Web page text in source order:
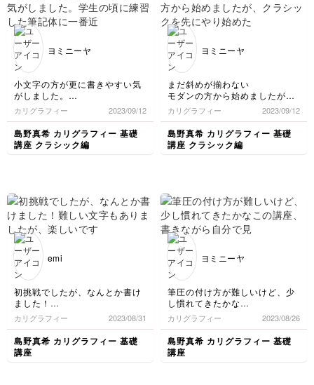
ヨミニーヤ
小文字の方が更に書きやすい気
がしました。
学生の頃に練習した筆記体に一
番近いからですかね。
だんだん筆圧の加減もスムーズ
になってきました。
カリグラフィー 2023/09/12
島野真希 カリグラフィー 基礎
講座 クラシック編
ヨミニーヤ
まだ斜めが揃わない
モダンの方から始めましたが、
クラシックを先にやり始めた方
がわかりやすいのかなと思いま
した
カリグラフィー 2023/09/12
島野真希 カリグラフィー 基礎
講座 クラシック編
emi
初挑戦でしたが、なんとか書け
ました！
難しい文字もありましたが、楽
しいです😊
カリグラフィー 2023/08/31
島野真希 カリグラフィー 基礎
講座
ヨミニーヤ
筆圧の付け方が難しいけど、少
し慣れてきたかな
この講座、書きながら自分で見
本を作らないとという感じです
かね。見本を見るより動画を何
回も見ましょうって事かな
今はこれで単語や文章が書ける
カリグラフィー 2023/08/26
島野真希 カリグラフィー 基礎
講座